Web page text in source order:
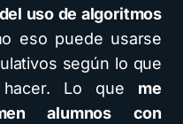
uso de algoritmos
eso puede usarse
según lo que
hacer. Lo que me
alumnos con